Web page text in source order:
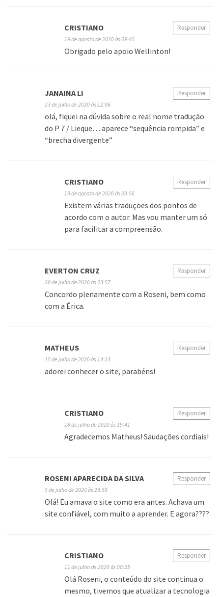
CRISTIANO
19 de agosto de 2020 às 09:45
Obrigado pelo apoio Wellinton!
Responder
JANAINA LI
23 de julho de 2020 às 12:06
olá, fiquei na dúvida sobre o real nome tradução
do P 7 / Lieque… aparece “sequência rompida” e
“brecha divergente”
Responder
CRISTIANO
19 de agosto de 2020 às 09:56
Existem várias traduções dos pontos de
acordo com o autor. Mas vou manter um só
para facilitar a compreensão.
Responder
EVERTON CRUZ
20 de julho de 2020 às 23:57
Concordo plenamente com a Roseni, bem como
com a Érica.
Responder
MATHEUS
15 de julho de 2020 às 14:23
adorei conhecer o site, parabéns!
Responder
CRISTIANO
18 de julho de 2020 às 19:41
Agradecemos Matheus! Saudações cordiais!
Responder
ROSENI APARECIDA DA SILVA
5 de julho de 2020 às 23:58
Olá! Eu amava o site como era antes. Achava um
site confiável, com muito a aprender. E agora????
Responder
CRISTIANO
11 de julho de 2020 às 00:25
Olá Roseni, o conteúdo do site continua o
mesmo, tivemos que atualizar a tecnologia
Responder